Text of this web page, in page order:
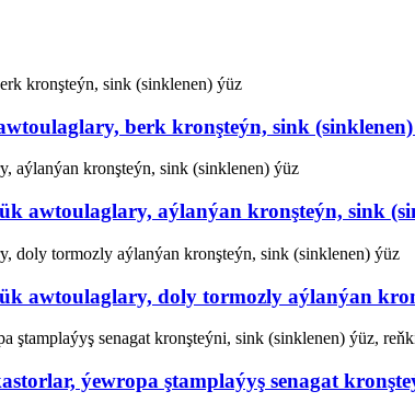
berk kronşteýn, sink
awtoulaglary, aýlanýan kronşteýn, sink
awtoulaglary, doly tormozly aýlanýan
ýewropa ştamplaýyş senagat